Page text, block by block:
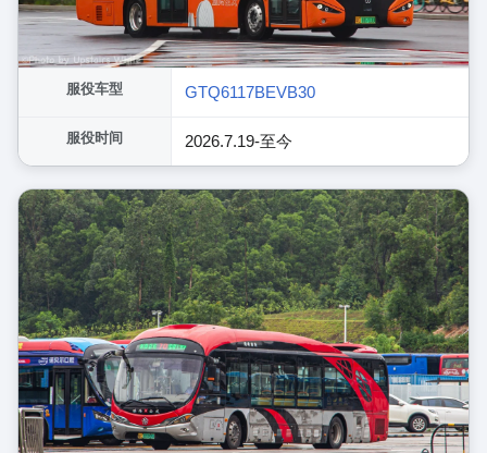
服役车型 GTQ6117BEVB30
服役时间 2026.7.19-至今